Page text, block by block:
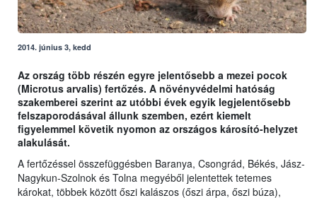
2014. június 3, kedd
Az ország több részén egyre jelentősebb a mezei pocok
(Microtus arvalis) fertőzés. A növényvédelmi hatóság
szakemberei szerint az utóbbi évek egyik legjelentősebb
felszaporodásával állunk szemben, ezért kiemelt
figyelemmel követik nyomon az országos károsító-helyzet
alakulását.
A fertőzéssel összefüggésben Baranya, Csongrád, Békés, Jász-
Nagykun-Szolnok és Tolna megyéből jelentettek tetemes
károkat, többek között őszi kalászos (őszi árpa, őszi búza),